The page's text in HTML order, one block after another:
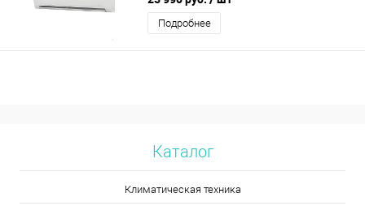
Подробнее
Каталог
Климатическая техника